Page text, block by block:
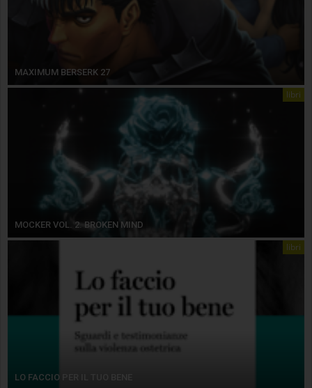
MAXIMUM BERSERK 27
libri
MOCKER VOL. 2. BROKEN MIND
libri
LO FACCIO PER IL TUO BENE